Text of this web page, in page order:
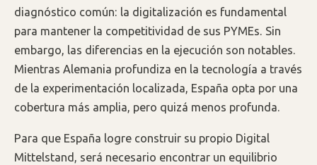
diagnóstico común: la digitalización es fundamental
para mantener la competitividad de sus PYMEs. Sin
embargo, las diferencias en la ejecución son notables.
Mientras Alemania profundiza en la tecnología a través
de la experimentación localizada, España opta por una
cobertura más amplia, pero quizá menos profunda.
Para que España logre construir su propio Digital
Mittelstand, será necesario encontrar un equilibrio